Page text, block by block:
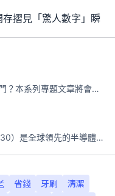
存摺見「驚人數字」瞬
ETF是什麼？ETF投資如何入門？本系列專題文章將會告訴你新手必須知道的ETF基礎知識。
台積電（tSMC；股票代號2330）是全球領先的半導體代工公司，成立於1987年，總部位於台灣新竹。且已於美國、日本、德國及中國設廠，台積電是全球首家專業積體電路製造服務公司，也是全球最先進和最大規模的半導體代工廠。
省錢 牙刷
清潔